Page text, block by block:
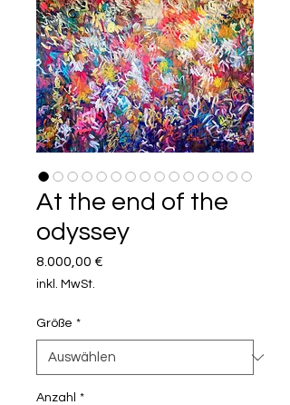
At the end of the
odyssey
8.000,00 €
inkl. MwSt.
Größe *
Anzahl *